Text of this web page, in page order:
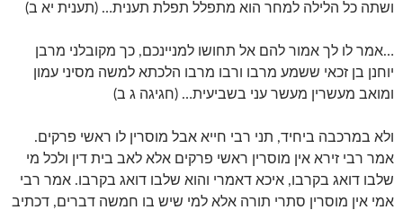
ושתה כל הלילה למחר הוא מתפלל תפלת תענית… (תענית יא ב)
…אמר לו לך אמור להם אל תחושו למניינכם, כך מקובלני מרבן
יוחנן בן זכאי ששמע מרבו ורבו מרבו הלכתא למשה מסיני עמון
ומואב מעשרין מעשר עני בשביעית… (חגיגה ג ב)
ולא במרכבה ביחיד, תני רבי חייא אבל מוסרין לו ראשי פרקים.
אמר רבי זירא אין מוסרין ראשי פרקים אלא לאב בית דין ולכל מי
שלבו דואג בקרבו, איכא דאמרי והוא שלבו דואג בקרבו. אמר רבי
אמי אין מוסרין סתרי תורה אלא למי שיש בו חמשה דברים, דכתיב